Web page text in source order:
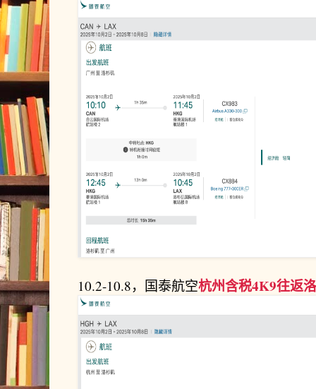
10.2-10.8，国泰航空杭州含税4K9往返